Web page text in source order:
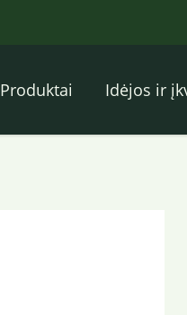
Produktai Idėjos ir